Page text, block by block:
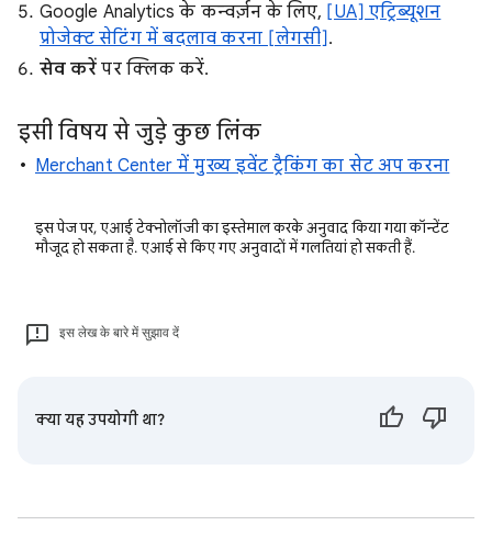
Google Analytics के कन्वर्ज़न के लिए, [UA] एट्रिब्यूशन
प्रोजेक्ट सेटिंग में बदलाव करना [लेगसी] .
सेव करें पर क्लिक करें.
इसी विषय से जुड़े कुछ लिंक
Merchant Center में मुख्य इवेंट ट्रैकिंग का सेट अप करना
इस पेज पर, एआई टेक्नोलॉजी का इस्तेमाल करके अनुवाद किया गया कॉन्टेंट
मौजूद हो सकता है. एआई से किए गए अनुवादों में गलतियां हो सकती हैं.
इस लेख के बारे में सुझाव दें
क्या यह उपयोगी था?